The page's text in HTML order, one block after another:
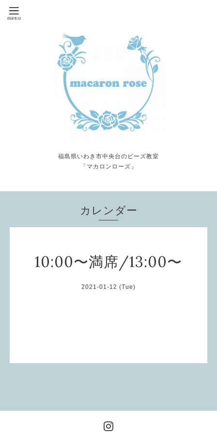
福島県いわき市中央台のビーズ教室
「マカロンローズ」
カレンダー
10:00〜満席/13:00〜
2021-01-12 (Tue)